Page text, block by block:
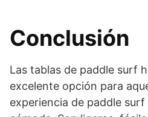
Conclusión
Las tablas de paddle surf
excelente opción para
experiencia de paddle